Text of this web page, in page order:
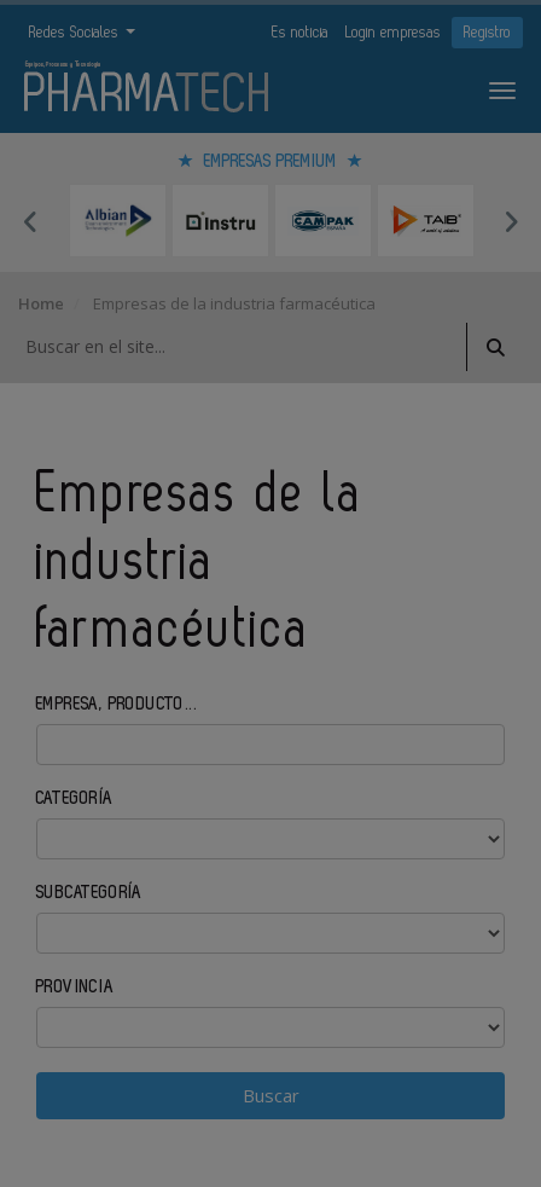
Redes Sociales Es noticia Login empresas Registro
EMPRESAS PREMIUM
Home Empresas de la industria farmacéutica
Empresas de la
industria
farmacéutica
EMPRESA, PRODUCTO...
CATEGORÍA
SUBCATEGORÍA
PROVINCIA